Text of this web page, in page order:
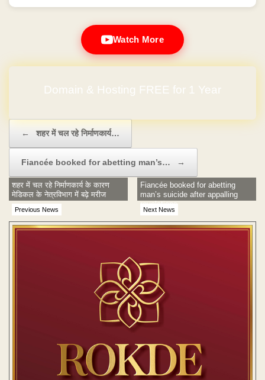
Watch More
Domain & Hosting FREE for 1 Year
← शहर में चल रहे निर्माणकार्य…
Fiancée booked for abetting man’s… →
Previous News
शहर में चल रहे निर्माणकार्य के कारण
मेडिकल के नेत्रविभाग में बढ़े मरीज
Next News
Fiancée booked for abetting
man’s suicide after appalling
revelations